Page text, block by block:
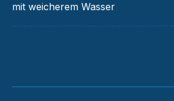
mit weicherem Wasser